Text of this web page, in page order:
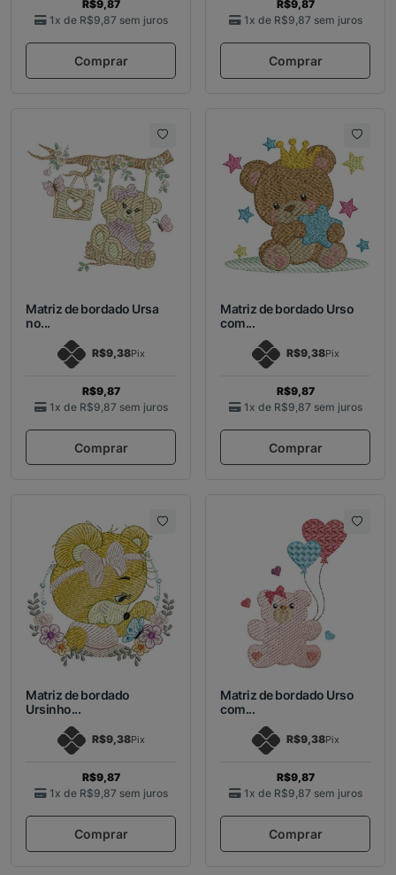
R$9,87
1x de R$9,87 sem juros
Comprar
R$9,87
1x de R$9,87 sem juros
Comprar
Matriz de bordado Ursa
no...
R$9,38Pix
R$9,87
1x de R$9,87 sem juros
Comprar
Matriz de bordado Urso
com...
R$9,38Pix
R$9,87
1x de R$9,87 sem juros
Comprar
Matriz de bordado
Ursinho...
R$9,38Pix
R$9,87
1x de R$9,87 sem juros
Comprar
Matriz de bordado Urso
com...
R$9,38Pix
R$9,87
1x de R$9,87 sem juros
Comprar